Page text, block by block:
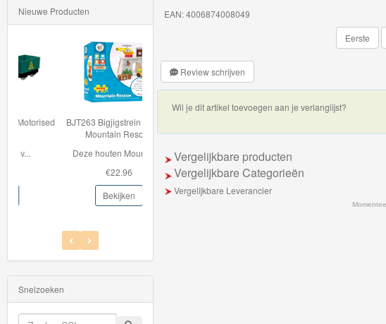
Thomas
Trackmaster
Push
Along
de
Thomas
de
Trein
Accessoires
EAN: 4006874008049
Eerste
Review schrijven
Wil je dit artikel toevoegen aan je verlanglijst?
Vergelijkbare producten
Vergelijkbare Categorieën
Vergelijkbare Leverancier
Nieuwe Producten
BJT263 Bigjigstrein tunnel -
Mountain Rescue
Deze houten Mountain...
Snelzoeken